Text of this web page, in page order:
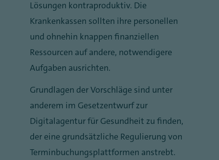
Lösungen kontraproduktiv. Die
Krankenkassen sollten ihre personellen
und ohnehin knappen finanziellen
Ressourcen auf andere, notwendigere
Aufgaben ausrichten.
Grundlagen der Vorschläge sind unter
anderem im Gesetzentwurf zur
Digitalagentur für Gesundheit zu finden,
der eine grundsätzliche Regulierung von
Terminbuchungsplattformen anstrebt.